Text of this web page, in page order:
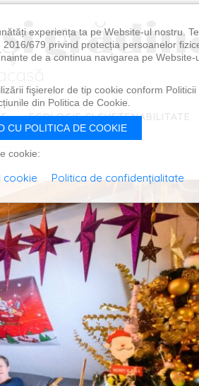
ECOLOGIE ȘI SUSTENABILITATE
experiența ta pe Website-ul nostru.
679 privind protecția persoanelor
de a continua navigarea pe
fişierelor de tip cookie conform
din Politica de Cookie.
CU POLITICA DE COOKIE
cookie:
cookie Politica de confidențialitate